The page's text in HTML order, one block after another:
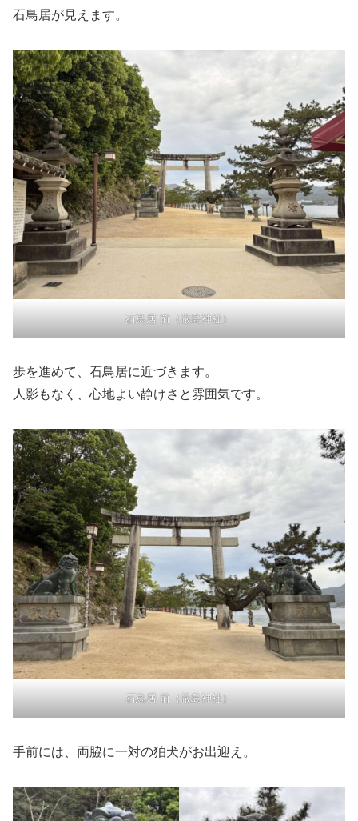
石鳥居が見えます。
石鳥居 前（厳島神社）
歩を進めて、石鳥居に近づきます。
人影もなく、心地よい静けさと雰囲気です。
石鳥居 前（厳島神社）
手前には、両脇に一対の狛犬がお出迎え。